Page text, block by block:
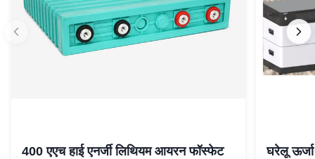
400 एएच हाई एनर्जी लिथियम आयरन फॉस्फेट
घरेलू